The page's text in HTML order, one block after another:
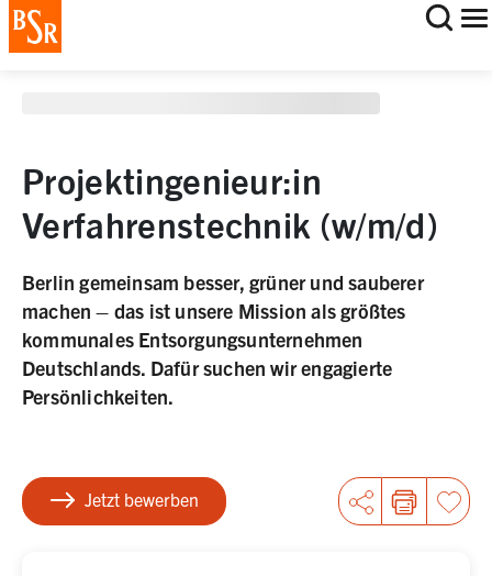
staging deployment test
Projektingenieur:in
Verfahrenstechnik (w/m/d)
Berlin gemeinsam besser, grüner und sauberer
machen – das ist unsere Mission als größtes
kommunales Entsorgungsunternehmen
Deutschlands. Dafür suchen wir engagierte
Persönlichkeiten.
Jetzt bewerben